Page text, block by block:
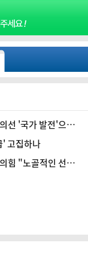
선 '국가 발전'으로
고집하나
힘 "노골적인 선거